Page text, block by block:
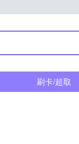
刷卡/超取